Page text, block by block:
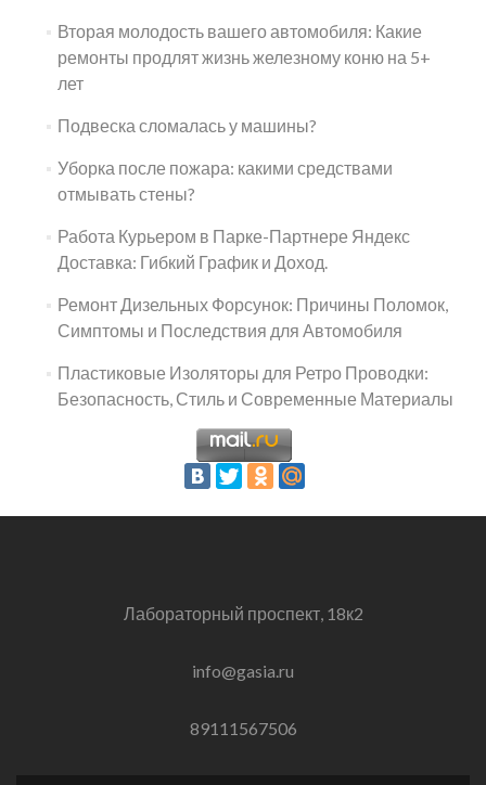
Вторая молодость вашего автомобиля: Какие
ремонты продлят жизнь железному коню на 5+
лет
Подвеска сломалась у машины?
Уборка после пожара: какими средствами
отмывать стены?
Работа Курьером в Парке-Партнере Яндекс
Доставка: Гибкий График и Доход.
Ремонт Дизельных Форсунок: Причины Поломок,
Симптомы и Последствия для Автомобиля
Пластиковые Изоляторы для Ретро Проводки:
Безопасность, Стиль и Современные Материалы
Лабораторный проспект, 18к2
info@gasia.ru
89111567506